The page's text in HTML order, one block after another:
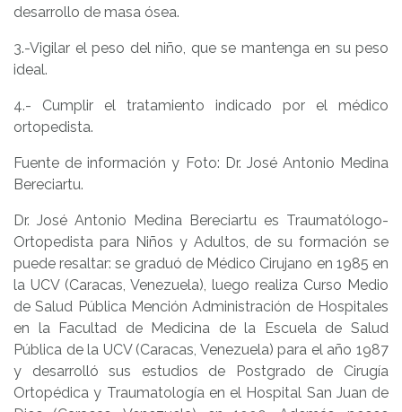
desarrollo de masa ósea.
3.-Vigilar el peso del niño, que se mantenga en su peso
ideal.
4.- Cumplir el tratamiento indicado por el médico
ortopedista.
Fuente de información y Foto: Dr. José Antonio Medina
Bereciartu.
Dr. José Antonio Medina Bereciartu es Traumatólogo-
Ortopedista para Niños y Adultos, de su formación se
puede resaltar: se graduó de Médico Cirujano en 1985 en
la UCV (Caracas, Venezuela), luego realiza Curso Medio
de Salud Pública Mención Administración de Hospitales
en la Facultad de Medicina de la Escuela de Salud
Pública de la UCV (Caracas, Venezuela) para el año 1987
y desarrolló sus estudios de Postgrado de Cirugía
Ortopédica y Traumatología en el Hospital San Juan de